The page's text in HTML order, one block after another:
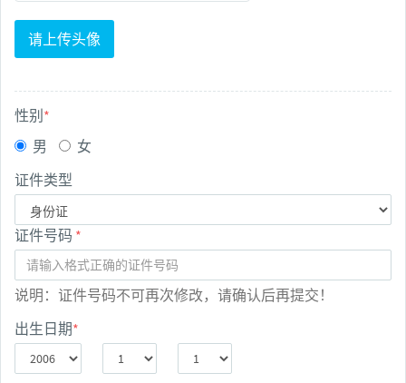
请上传头像
性别 *
男
女
证件类型
证件号码 *
说明：证件号码不可再次修改，请确认后再提交！
出生日期*